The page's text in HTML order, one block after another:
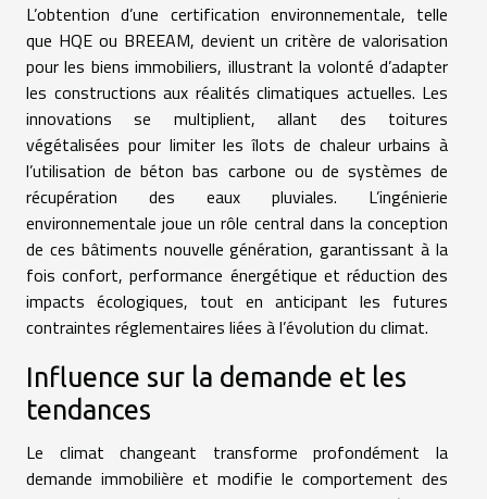
L’obtention d’une certification environnementale, telle
que HQE ou BREEAM, devient un critère de valorisation
pour les biens immobiliers, illustrant la volonté d’adapter
les constructions aux réalités climatiques actuelles. Les
innovations se multiplient, allant des toitures
végétalisées pour limiter les îlots de chaleur urbains à
l’utilisation de béton bas carbone ou de systèmes de
récupération des eaux pluviales. L’ingénierie
environnementale joue un rôle central dans la conception
de ces bâtiments nouvelle génération, garantissant à la
fois confort, performance énergétique et réduction des
impacts écologiques, tout en anticipant les futures
contraintes réglementaires liées à l’évolution du climat.
Influence sur la demande et les
tendances
Le climat changeant transforme profondément la
demande immobilière et modifie le comportement des